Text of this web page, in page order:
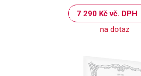
7 290 Kč vč. DPH
na dotaz